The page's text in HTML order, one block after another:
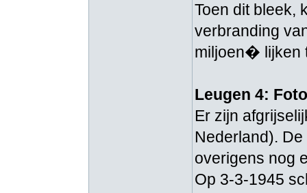
Toen dit bleek,
verbranding
miljoen� lijken
Leugen 4:
Er zijn
Nederland).
overigens nog
Op 3-3-1945